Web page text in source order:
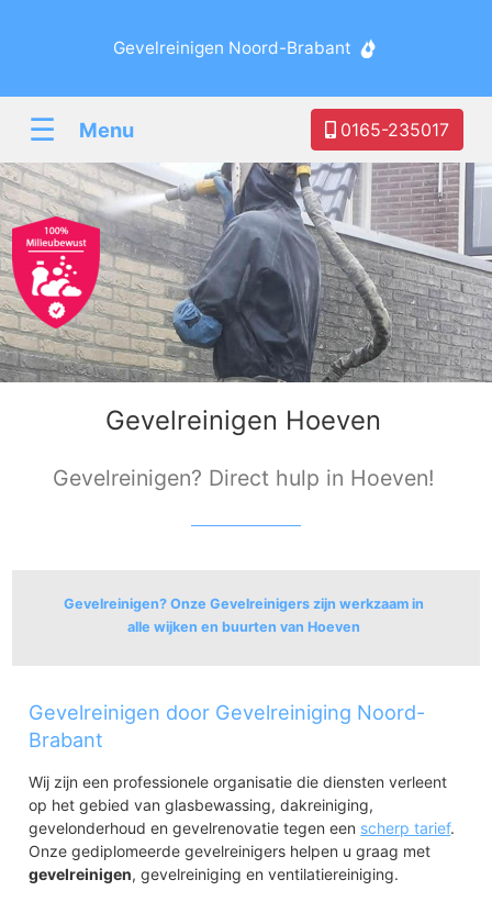
Gevelreinigen Noord-Brabant
☰ Menu 0165-235017
Gevelreinigen Hoeven
Gevelreinigen? Direct hulp in Hoeven!
Gevelreinigen? Onze Gevelreinigers zijn werkzaam in
alle wijken en buurten van Hoeven
Hoeven
Achter 't Hof
Gevelreinigen door Gevelreiniging Noord-
Brabant
Wij zijn een professionele organisatie die diensten verleent
op het gebied van glasbewassing, dakreiniging,
gevelonderhoud en gevelrenovatie tegen een scherp tarief.
Onze gediplomeerde gevelreinigers helpen u graag met
gevelreinigen, gevelreiniging en ventilatiereiniging.